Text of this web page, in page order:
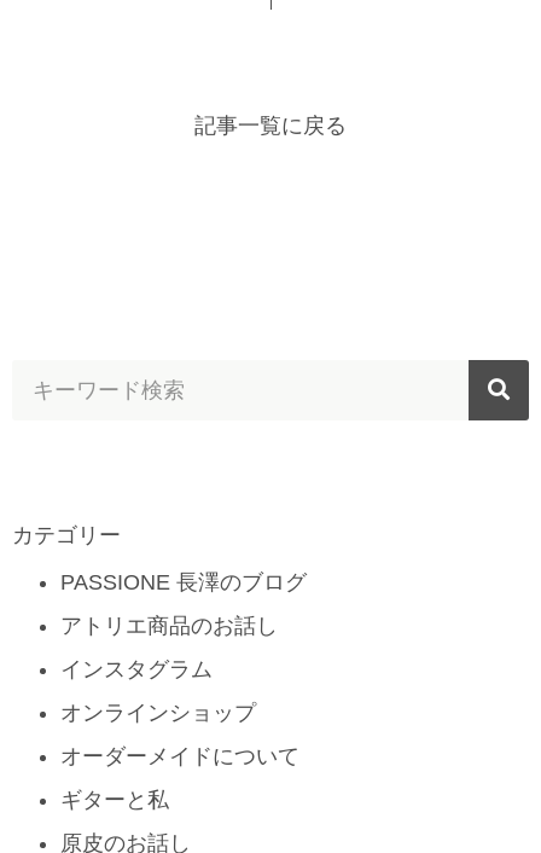
記事一覧に戻る
カテゴリー
PASSIONE 長澤のブログ
アトリエ商品のお話し
インスタグラム
オンラインショップ
オーダーメイドについて
ギターと私
原皮のお話し